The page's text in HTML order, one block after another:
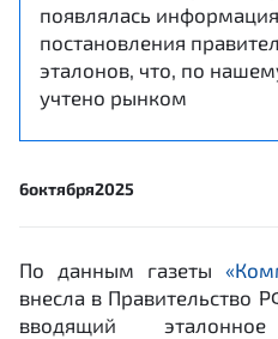
появлялась
постановления
эталонов, что, по
учтено рынком
6октября2025
По данным газеты
внесла в Правительство
вводящий